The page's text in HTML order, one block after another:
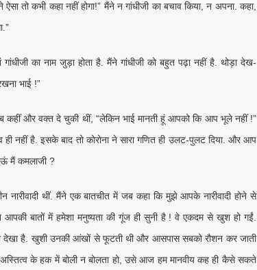
तो कभी कहा नहीं होगा!” मैंने न गांधीजी का बचाव किया, न अपना. कहा,
का नाम जुड़ा होता है. मैंने गांधीजी को बहुत पढ़ा नहीं है. थोड़ा देख-
भाई !”
और वक्त दे चुकी थीं, “लेकिन भाई मानती हूं आपको कि आप भूले नहीं !”
नहीं है. इसके बाद तो कोरोना ने सारा गणित ही उलट-पुलट दिया. और आप
मैं कमलाजी ?
थीं. मैंने एक बातचीत में जब कहा कि मुझे आपके नारीवादी होने से
बातों में हमेशा मनुष्यता की गूंज ही सुनी है ! वे एकदम से खुश हो गईं.
है. खुशी उनकी आंखों से फूटती थी और आसपास सबको रौशन कर जाती
अस्तित्व के हक में बोली न बोलता हो, उसे आज हम मानवीय कह ही कैसे सकते